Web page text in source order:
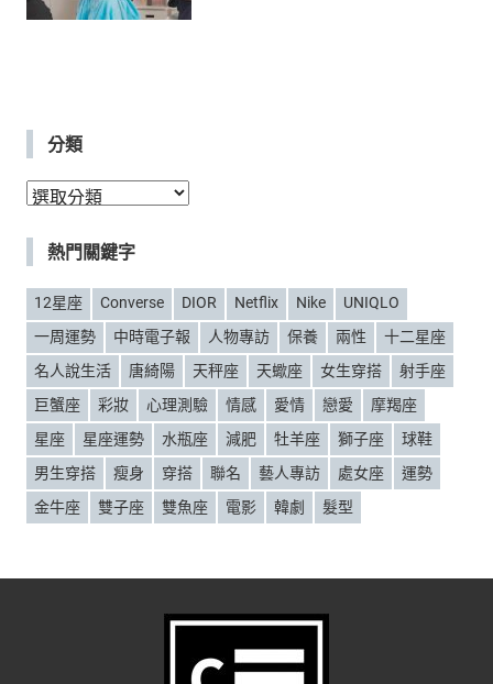
分類
分
熱門關鍵字
12星座 Converse DIOR Netflix Nike
UNIQLO
一周運勢
中時電子報 人物專訪 保養 兩性
十二星座
名人說生活
唐綺陽 天秤座 天蠍座 女生穿搭
射手座
巨蟹座
彩妝 心理測驗 情感 愛情 戀愛
摩羯座
星座
星座運勢 水瓶座 減肥 牡羊座 獅子座
球鞋
男生穿搭
瘦身 穿搭 聯名 藝人專訪 處女座
運勢
金牛座
雙子座 雙魚座 電影 韓劇 髮型